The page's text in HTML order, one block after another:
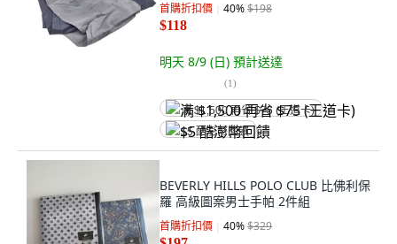
首購折扣價 40%$198
$118
明天 8/9 (日) 預計送達
(1)
满 $1,500 再省 $75 (王道卡)
$5 酷澎幣回饋
BEVERLY HILLS POLO CLUB 比佛利保
羅 高級圖案男士手帕 2件組
首購折扣價 40%$329